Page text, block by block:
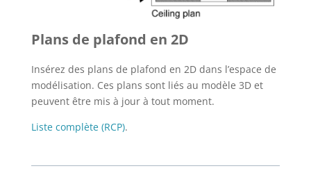
Plans de plafond en 2D
Insérez des plans de plafond en 2D dans l’espace de
modélisation. Ces plans sont liés au modèle 3D et
peuvent être mis à jour à tout moment.
Liste complète (RCP).